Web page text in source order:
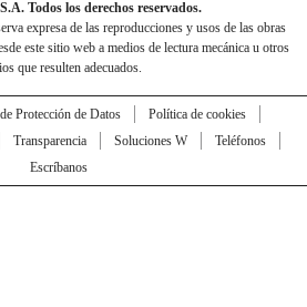
Todos los derechos reservados.
expresa de las reproducciones y usos de las obras
este sitio web a medios de lectura mecánica u otros
que resulten adecuados.
Protección de Datos
Política de cookies
Transparencia Soluciones W
Teléfonos
Escríbanos